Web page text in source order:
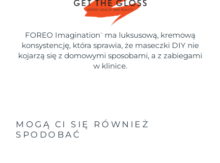
FOREO Imagination ™
ma luksusową, kremową
konsystencję, która sprawia, że maseczki DIY nie
kojarzą się z domowymi sposobami, a z zabiegami
w klinice.
MOGĄ CI SIĘ RÓWNIEŻ
SPODOBAĆ